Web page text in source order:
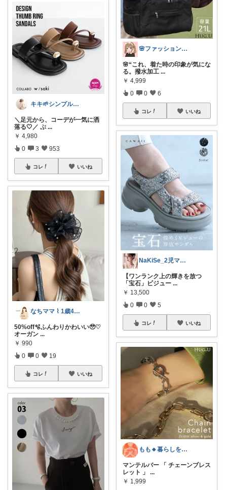
キキ🌱シンプルおしゃれ服と雑貨
＼足元から、コーデが一気に洒
落る🤍／ ぷ ...
￥ 4,980
0 3 953
コレ いいね
なちママ ⌇ 1歳4歳ママ
50%off🫧ふんわりかわいい🥹♡
オーガン ...
￥ 990
0 0 19
コレ いいね
🌸ファッションハナコの可愛さラボ🌸
🌸“これ、着た時の印象が気にな
る。撥水加工 ...
￥ 4,999
0 0 6
コレ いいね
NaKiSe_2児ママ🌸訪問感謝です
【ワンランク上の輝きを放つ
「宝石」ビジュー ...
￥ 13,500
0 0 5
コレ いいね
もも🔸暮らしを充実させるものたち🔸
マンテルバー 「 チェーンブレス
レット 」
...
￥ 1,999